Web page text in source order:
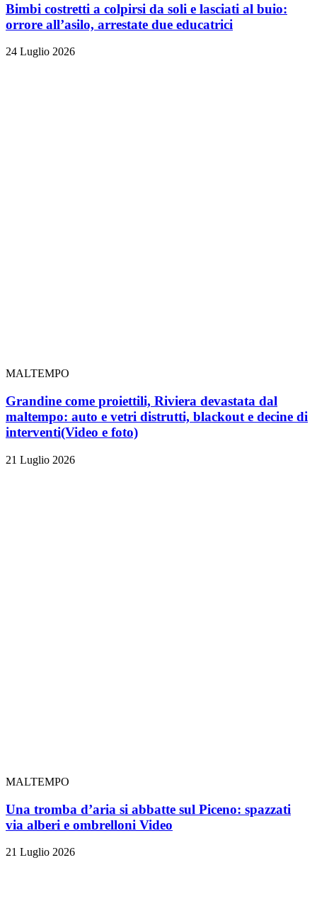
Bimbi costretti a colpirsi da soli e lasciati al buio:
orrore all’asilo, arrestate due educatrici
24 Luglio 2026
MALTEMPO
Grandine come proiettili, Riviera devastata dal
maltempo: auto e vetri distrutti, blackout e decine di
interventi(Video e foto)
21 Luglio 2026
MALTEMPO
Una tromba d’aria si abbatte sul Piceno: spazzati
via alberi e ombrelloni Video
21 Luglio 2026